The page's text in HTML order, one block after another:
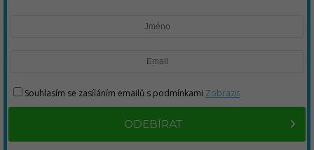
Souhlasím se zasíláním emailů s podmínkami Zobrazit
ODEBÍRAT